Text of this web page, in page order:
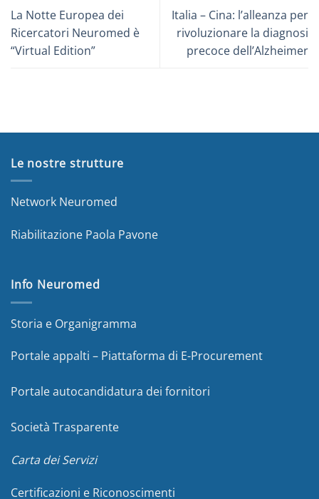
La Notte Europea dei
Ricercatori Neuromed è
“Virtual Edition”
Italia – Cina: l’alleanza per
rivoluzionare la diagnosi
precoce dell’Alzheimer
Le nostre strutture
Network Neuromed
Riabilitazione Paola Pavone
Info Neuromed
Storia e Organigramma
Portale appalti – Piattaforma di E-Procurement
Portale autocandidatura dei fornitori
Società Trasparente
Carta dei Servizi
Certificazioni e Riconoscimenti